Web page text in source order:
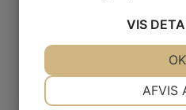
ANMOD
Har du spørgsmål til os
VIS
AFVIS
OK